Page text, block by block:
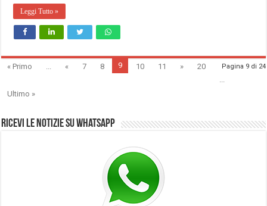
Leggi Tutto »
Pagina 9 di 24
« Primo ... « 7 8 9 10 11 »
20
...
Ultimo »
Ricevi le notizie su Whatsapp